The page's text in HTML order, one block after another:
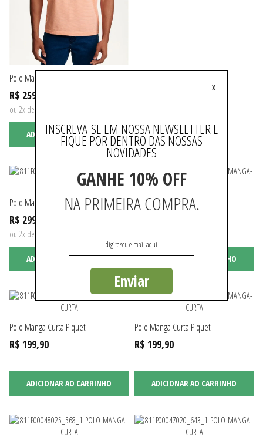
Polo Manga Curta Listrada
R$ 259,90
ou 2x de R$ 129,95 sem juros
ADICIONAR AO CARRINHO
Polo Manga Curta Lisa
R$ 299,90
ou 2x de R$ 149,95 sem juros
ADICIONAR AO CARRINHO
Polo Manga Curta Lisa
ADICIONAR AO CARRINHO
Polo Manga Curta Piquet
R$ 199,90
ADICIONAR AO CARRINHO
Polo Manga Curta Piquet
R$ 199,90
ADICIONAR AO CARRINHO
INSCREVA-SE EM NOSSA NEWSLETTER E
FIQUE POR DENTRO DAS NOSSAS
NOVIDADES
GANHE 10% OFF
NA PRIMEIRA COMPRA.
Enviar
X